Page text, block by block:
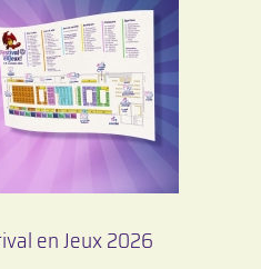
en Jeux 2026